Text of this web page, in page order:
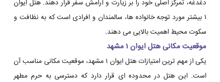
دغدغه، تمرکز اصلی خود را بر زیارت و آرامش سفر قرار دهند. هتل ایوان
۱ بیشتر مورد توجه خانواده ها، سالمندان و افرادی است که به نظافت و
سکوت محیط اهمیت بالایی می دهند.
موقعیت مکانی هتل ایوان ۱ مشهد
یکی از مهم ترین امتیازات هتل ایوان ۱ مشهد، موقعیت مکانی مناسب آن
است. این هتل در محدوده ای قرار دارد که دسترسی به حرم مطهر